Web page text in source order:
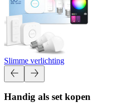
Slimme verlichting
Handig als set kopen